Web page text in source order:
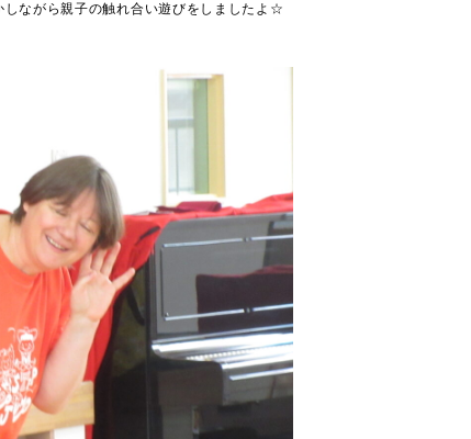
ながら親子の触れ合い遊びをしましたよ☆